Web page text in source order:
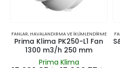
FANLAR, HAVALANDIRMA VE İKLIMLENDIRME
Prima Klima PK250-L1 Fan
1300 m3/h 250 mm
Prima Klima